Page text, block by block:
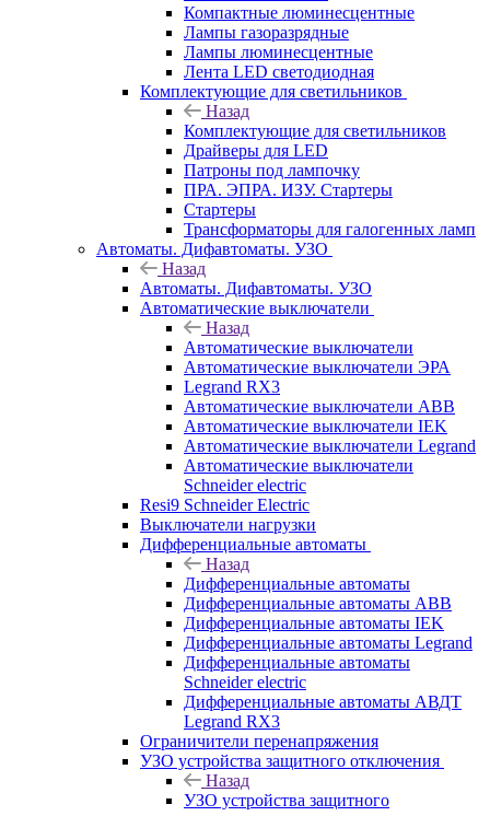
Компактные люминесцентные
Лампы газоразрядные
Лампы люминесцентные
Лента LED светодиодная
Комплектующие для светильников
Назад
Комплектующие для светильников
Драйверы для LED
Патроны под лампочку
ПРА. ЭПРА. ИЗУ. Стартеры
Стартеры
Трансформаторы для галогенных ламп
Автоматы. Дифавтоматы. УЗО
Назад
Автоматы. Дифавтоматы. УЗО
Автоматические выключатели
Назад
Автоматические выключатели
Автоматические выключатели ЭРА
Legrand RX3
Автоматические выключатели ABB
Автоматические выключатели IEK
Автоматические выключатели Legrand
Автоматические выключатели
Schneider electric
Resi9 Schneider Electric
Выключатели нагрузки
Дифференциальные автоматы
Назад
Дифференциальные автоматы
Дифференциальные автоматы ABB
Дифференциальные автоматы IEK
Дифференциальные автоматы Legrand
Дифференциальные автоматы
Schneider electric
Дифференциальные автоматы АВДТ
Legrand RX3
Ограничители перенапряжения
УЗО устройства защитного отключения
Назад
УЗО устройства защитного